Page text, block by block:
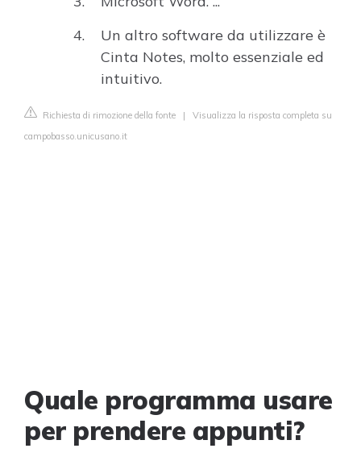
Un altro software da utilizzare è
Cinta Notes, molto essenziale ed
intuitivo.
Richiesta di rimozione della fonte | Visualizza la risposta completa su
campobasso.unicusano.it
Quale programma usare
per prendere appunti?